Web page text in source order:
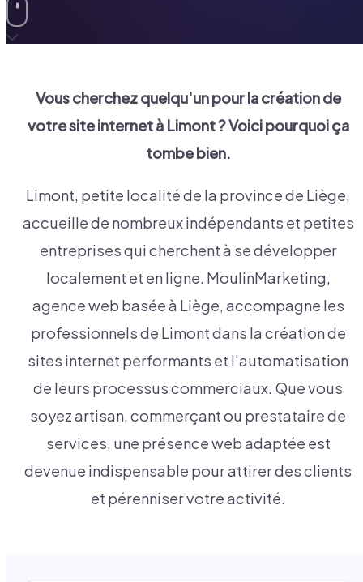
Vous cherchez quelqu'un pour la création de
votre site internet à Limont? Voici pourquoi ça
tombe bien.
Limont, petite localité de la province de Liège,
accueille de nombreux indépendants et petites
entreprises qui cherchent à se développer
localement et en ligne. MoulinMarketing,
agence web basée à Liège, accompagne les
professionnels de Limont dans la création de
sites internet performants et l'automatisation
de leurs processus commerciaux. Que vous
soyez artisan, commerçant ou prestataire de
services, une présence web adaptée est
devenue indispensable pour attirer des clients
et pérenniser votre activité.